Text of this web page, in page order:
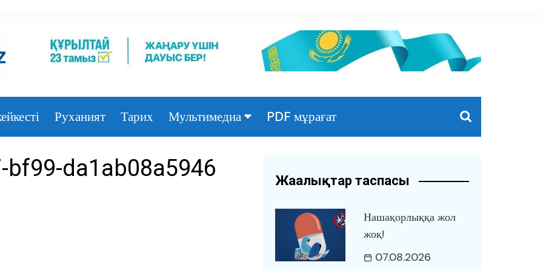
Руханият Тарих Мультимедиа
Видео
PDF мұрағат
da1ab08a5946 Жаңалықтар таспасы
Нашақорлыққа жол
жоқ!
07.08.2026